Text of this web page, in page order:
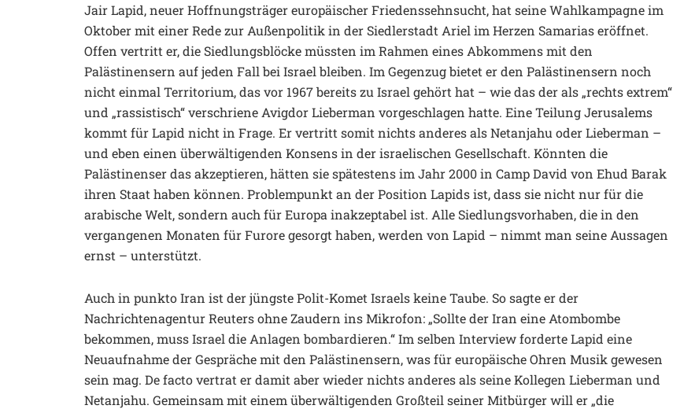
Jair Lapid, neuer Hoffnungsträger europäischer Friedenssehnsucht, hat seine Wahlkampagne im
Oktober mit einer Rede zur Außenpolitik in der Siedlerstadt Ariel im Herzen Samarias eröffnet.
Offen vertritt er, die Siedlungsblöcke müssten im Rahmen eines Abkommens mit den
Palästinensern auf jeden Fall bei Israel bleiben. Im Gegenzug bietet er den Palästinensern noch
nicht einmal Territorium, das vor 1967 bereits zu Israel gehört hat – wie das der als „rechts extrem“
und „rassistisch“ verschriene Avigdor Lieberman vorgeschlagen hatte. Eine Teilung Jerusalems
kommt für Lapid nicht in Frage. Er vertritt somit nichts anderes als Netanjahu oder Lieberman –
und eben einen überwältigenden Konsens in der israelischen Gesellschaft. Könnten die
Palästinenser das akzeptieren, hätten sie spätestens im Jahr 2000 in Camp David von Ehud Barak
ihren Staat haben können. Problempunkt an der Position Lapids ist, dass sie nicht nur für die
arabische Welt, sondern auch für Europa inakzeptabel ist. Alle Siedlungsvorhaben, die in den
vergangenen Monaten für Furore gesorgt haben, werden von Lapid – nimmt man seine Aussagen
ernst – unterstützt.
Auch in punkto Iran ist der jüngste Polit-Komet Israels keine Taube. So sagte er der
Nachrichtenagentur Reuters ohne Zaudern ins Mikrofon: „Sollte der Iran eine Atombombe
bekommen, muss Israel die Anlagen bombardieren.“ Im selben Interview forderte Lapid eine
Neuaufnahme der Gespräche mit den Palästinensern, was für europäische Ohren Musik gewesen
sein mag. De facto vertrat er damit aber wieder nichts anderes als seine Kollegen Lieberman und
Netanjahu. Gemeinsam mit einem überwältigenden Großteil seiner Mitbürger will er „die